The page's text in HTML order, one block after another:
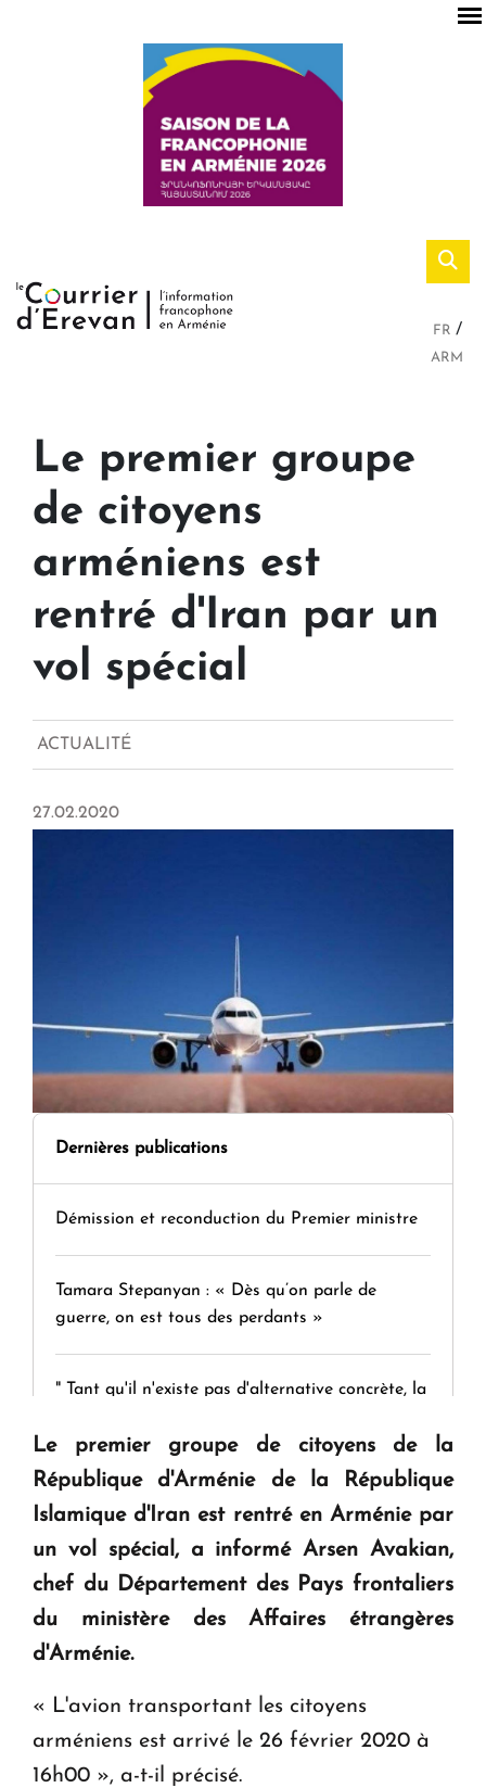
FR
ARM
Le premier groupe
de citoyens
arméniens est
rentré d'Iran par un
vol spécial
ACTUALITÉ
27.02.2020
Dernières publications
Démission et reconduction du Premier ministre
Tamara Stepanyan : « Dès qu’on parle de
guerre, on est tous des perdants »
" Tant qu'il n'existe pas d'alternative concrète, la
KASA : 30 ans d'audace, de résilience et d'avenir
en Arménie
Le premier hôtel Hyatt Regency d'Arménie
ouvrira ses portes à Dilijan
Le premier groupe de citoyens de la
République d'Arménie de la République
Islamique d'Iran est rentré en Arménie par
un vol spécial, a informé Arsen Avakian,
chef du Département des Pays frontaliers
du ministère des Affaires étrangères
d'Arménie.
« L'avion transportant les citoyens
arméniens est arrivé le 26 février 2020 à
16h00 », a-t-il précisé.